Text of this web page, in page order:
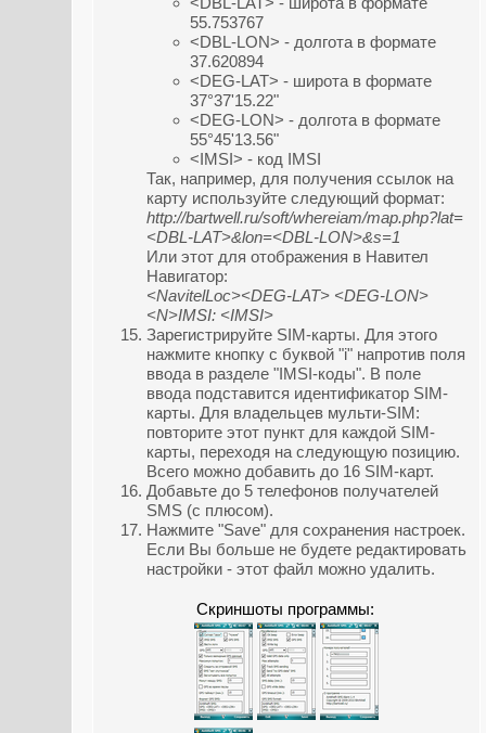
55.753767
<DBL-LON> - долгота в формате
37.620894
<DEG-LAT> - широта в формате
37°37'15.22"
<DEG-LON> - долгота в формате
55°45'13.56"
<IMSI> - код IMSI
Так, например, для получения ссылок на
карту используйте следующий формат:
http://bartwell.ru/soft/whereiam/map.php?lat=
<DBL-LAT>&lon=<DBL-LON>&s=1
Или этот для отображения в Навител
Навигатор:
<NavitelLoc><DEG-LAT> <DEG-LON>
<N>IMSI: <IMSI>
Зарегистрируйте SIM-карты. Для этого
нажмите кнопку с буквой "i" напротив поля
ввода в разделе "IMSI-коды". В поле
ввода подставится идентификатор SIM-
карты. Для владельцев мульти-SIM:
повторите этот пункт для каждой SIM-
карты, переходя на следующую позицию.
Всего можно добавить до 16 SIM-карт.
Добавьте до 5 телефонов получателей
SMS (с плюсом).
Нажмите "Save" для сохранения настроек.
Если Вы больше не будете редактировать
настройки - этот файл можно удалить.
Скриншоты программы: